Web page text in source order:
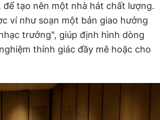
tạo nên một nhà hát chất lượng.
ví như soạn một bản giao hưởng
trưởng", giúp định hình dòng
thính giác đầy mê hoặc cho